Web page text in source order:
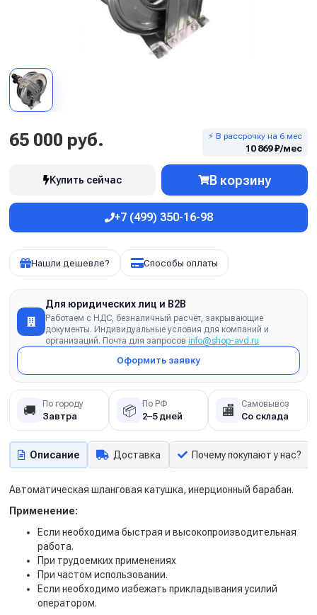
65 000 руб. ⚡ В рассрочку на 6 мес
10 869 ₽/мес
Купить сейчас В корзину
+7 (499) 350-16-98
Нашли дешевле? Способы оплаты
Для юридических лиц и B2B
Работаем с НДС, безналичный расчёт, закрывающие
документы. Индивидуальные условия для компаний и
организаций. Почта для запросов info@shop-avd.ru
Оформить заявку
🚚 По городу
Завтра 📦 По РФ
2–5 дней 🏬 Самовывоз
Со склада
Описание Доставка Почему покупают у нас?
Автоматическая шланговая катушка, инерционный барабан.
Применение:
Если необходима быстрая и высокопроизводительная
работа.
При трудоемких применениях
При частом использовании.
Если необходимо избежать прикладывания усилий
оператором.